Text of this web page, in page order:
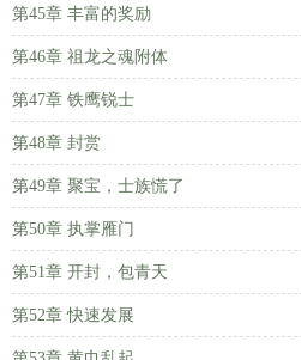
第45章 丰富的奖励
第46章 祖龙之魂附体
第47章 铁鹰锐士
第48章 封赏
第49章 聚宝，士族慌了
第50章 执掌雁门
第51章 开封，包青天
第52章 快速发展